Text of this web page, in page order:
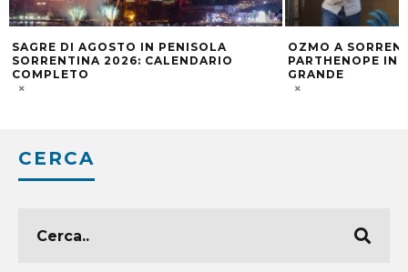
SAGRE DI AGOSTO IN PENISOLA
SORRENTINA 2026: CALENDARIO
COMPLETO
OZMO A
PARTHENOPE
GRANDE
CERCA